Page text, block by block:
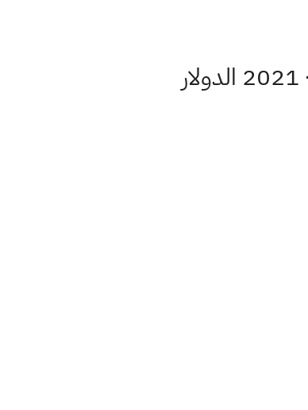
اسعار الدولار بيع وشراء مقابل الدينار العراقي اليوم الخميس 25 - 3 - 2021 الدولار